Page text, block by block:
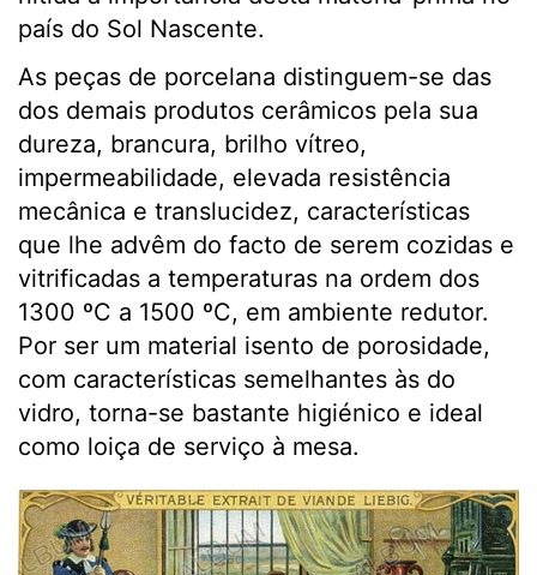
país do Sol Nascente.
As peças de porcelana distinguem-se das
dos demais produtos cerâmicos pela sua
dureza, brancura, brilho vítreo,
impermeabilidade, elevada resistência
mecânica e translucidez, características
que lhe advêm do facto de serem cozidas e
vitrificadas a temperaturas na ordem dos
1300 ºC a 1500 ºC, em ambiente redutor.
Por ser um material isento de porosidade,
com características semelhantes às do
vidro, torna-se bastante higiénico e ideal
como loiça de serviço à mesa.